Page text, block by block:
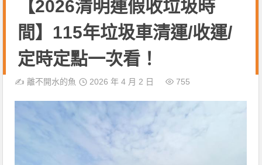
【2026清明連假收垃圾時
間】115年垃圾車清運/收運/
定時定點一次看！
✍️離不開水的魚 2026 年 4 月 2 日 755